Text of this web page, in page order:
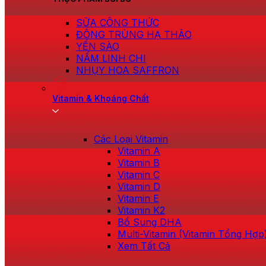
SỮA CÔNG THỨC
ĐÔNG TRÙNG HẠ THẢO
YẾN SÀO
NẤM LINH CHI
NHỤY HOA SAFFRON
Vitamin & Khoáng Chất
Các Loại Vitamin
Vitamin A
Vitamin B
Vitamin C
Vitamin D
Vitamin E
Vitamin K2
Bổ Sung DHA
Multi-Vitamin (Vitamin Tổng
Xem Tất Cả